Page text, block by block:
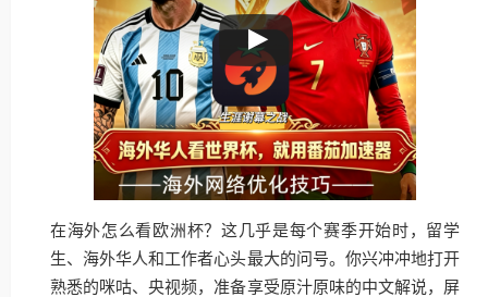
在海外怎么看欧洲杯？这几乎是每个赛季开始时，留学
生、海外华人和工作者心头最大的问号。你兴冲冲地打开
熟悉的咪咕、央视频，准备享受原汁原味的中文解说，屏